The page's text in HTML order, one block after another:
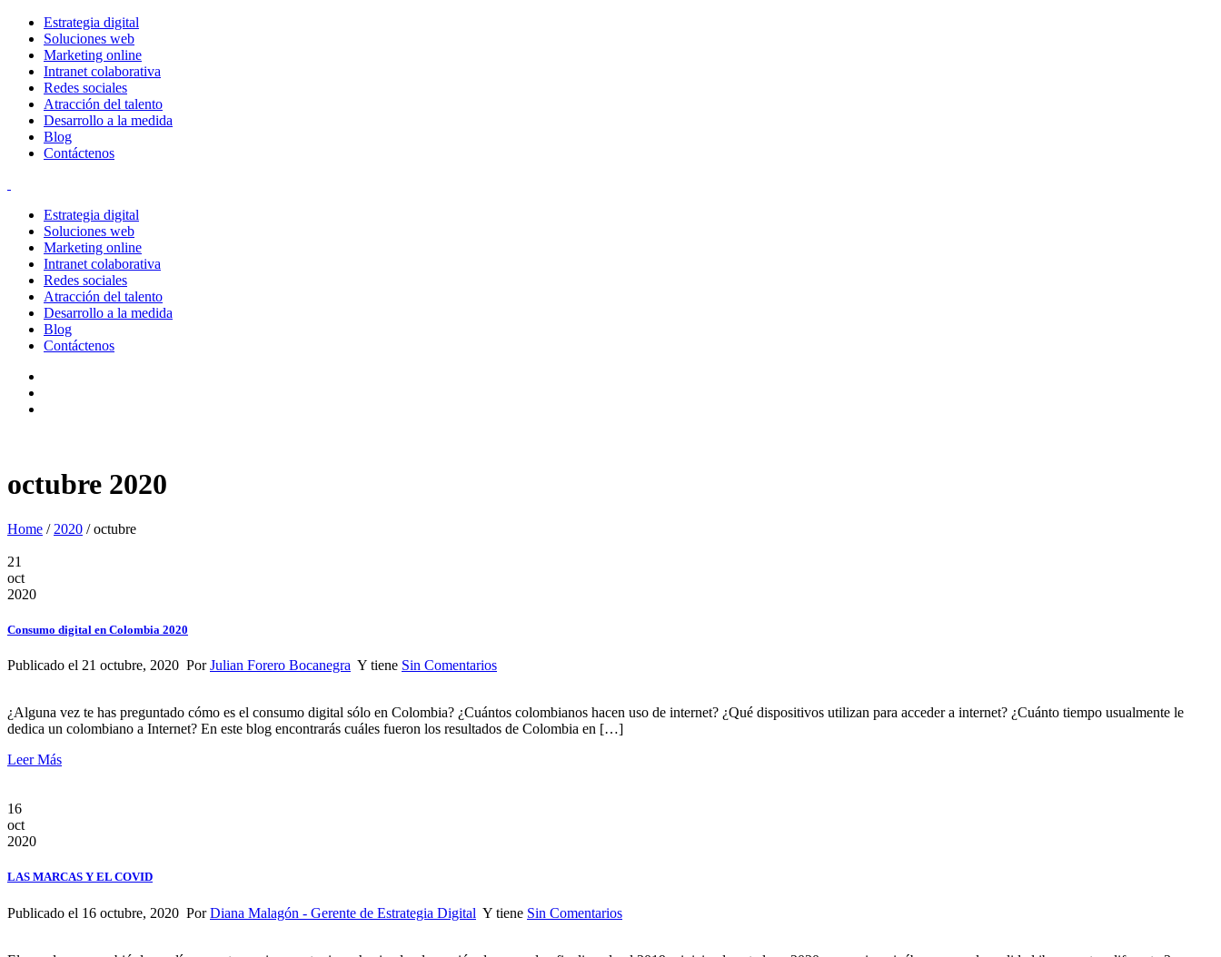
Estrategia digital
Soluciones web
Marketing online
Intranet colaborativa
Redes sociales
Atracción del talento
Desarrollo a la medida
Blog
Contáctenos
Estrategia digital
Soluciones web
Marketing online
Intranet colaborativa
Redes sociales
Atracción del talento
Desarrollo a la medida
Blog
Contáctenos
octubre 2020
Home / 2020 /octubre
21
oct
2020
Consumo digital en Colombia 2020
Publicado el 21 octubre, 2020 PorJulian Forero Bocanegra Y tiene Sin Comentarios
¿Alguna vez te has preguntado cómo es el consumo digital sólo en Colombia? ¿Cuántos colombianos hacen uso de internet? ¿Qué dispositivos utilizan para acceder a internet? ¿Cuánto tiempo usualmente le
dedica un colombiano a Internet? En este blog encontrarás cuáles fueron los resultados de Colombia en […]
Leer Más
16
oct
2020
LAS MARCAS Y EL COVID
Publicado el 16 octubre, 2020 PorDiana Malagón - Gerente de Estrategia Digital Y tiene Sin Comentarios